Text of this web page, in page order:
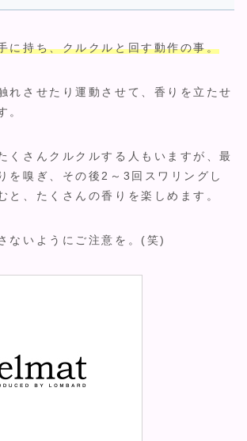
に持ち、クルクルと回す動作の事。
れさせたり運動させて、香りを立たせ
。
くさんクルクルする人もいますが、最
を嗅ぎ、その後2～3回スワリングし
と、たくさんの香りを楽しめます。
ないようにご注意を。(笑)